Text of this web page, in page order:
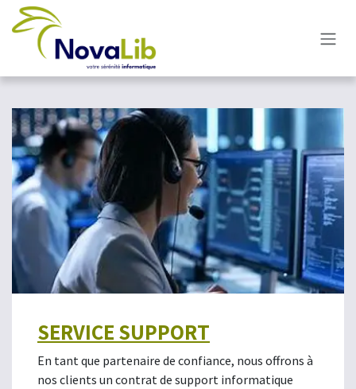
Se rendre au contenu
SERVICE SUPPORT
En tant que partenaire de confiance, nous offrons à
nos clients un contrat de support informatique